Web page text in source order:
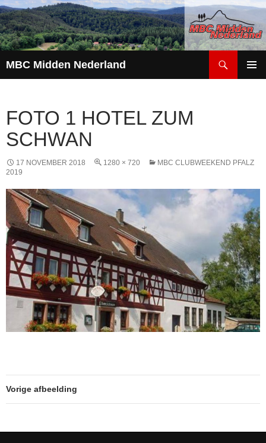
MBC Midden Nederland
INHOUD
FOTO 1 HOTEL ZUM
SCHWAN
17 NOVEMBER 2018 1280 × 720
MBC CLUBWEEKEND PFALZ
2019
Vorige afbeelding